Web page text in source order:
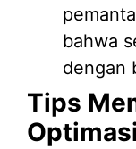
bahwa
dengan
Tips